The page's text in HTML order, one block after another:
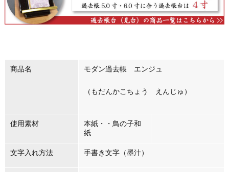
商品名 モダン過去帳 エンジュ
（もだんかこちょう えんじゅ）
使用素材
本紙・・鳥の子和
紙
文字入れ方法 手書き文字（墨汁）